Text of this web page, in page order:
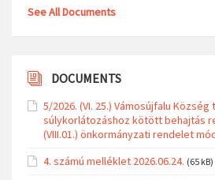
See All Documents
DOCUMENTS
5/2026. (VI. 25.) Vámosújfalu
súlykorlátozáshoz kötött behajtás
(VIII.01.) önkormányzati rendelet
4. számú melléklet 2026.06.24. (65 kB)